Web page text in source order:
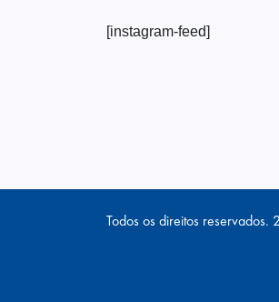
[instagram-feed]
Todos os direitos